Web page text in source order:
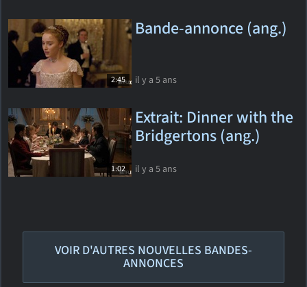
2:45
Bande-annonce (ang.)
il y a 5 ans
1:02
Extrait: Dinner with the
Bridgertons (ang.)
il y a 5 ans
VOIR D'AUTRES NOUVELLES BANDES-
ANNONCES